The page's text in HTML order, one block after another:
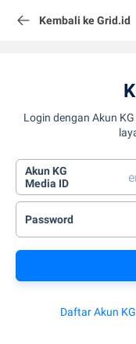
Kembali ke Grid.id
Login dengan Akun
Akun KG
Media ID
Password
Daftar Akun